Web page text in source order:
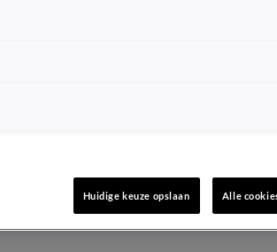
Huidige keuze opslaan Alle